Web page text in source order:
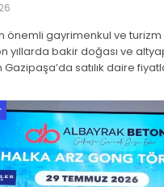
önemli gayrimenkul ve
yıllarda bakir doğası ve
satılık daire